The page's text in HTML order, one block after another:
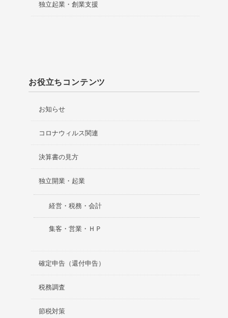
独立起業・創業支援
お役立ちコンテンツ
お知らせ
コロナウィルス関連
決算書の見方
独立開業・起業
経営・税務・会計
集客・営業・ＨＰ
確定申告（還付申告）
税務調査
節税対策